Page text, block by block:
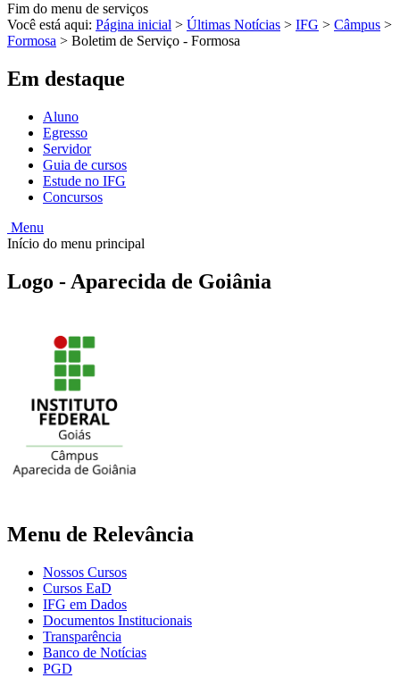
Fim do menu de serviços
Você está aqui: Página inicial > Últimas Notícias > IFG > Câmpus >
Formosa > Boletim de Serviço - Formosa
Em destaque
Aluno
Egresso
Servidor
Guia de cursos
Estude no IFG
Concursos
Menu
Início do menu principal
Logo - Aparecida de Goiânia
Menu de Relevância
Nossos Cursos
Cursos EaD
IFG em Dados
Documentos Institucionais
Transparência
Banco de Notícias
PGD